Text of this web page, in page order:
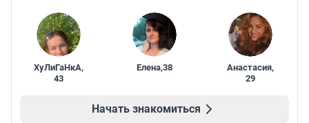
ХуЛиГаНкА,
43
Елена,38 Анастасия,
29
Начать знакомиться